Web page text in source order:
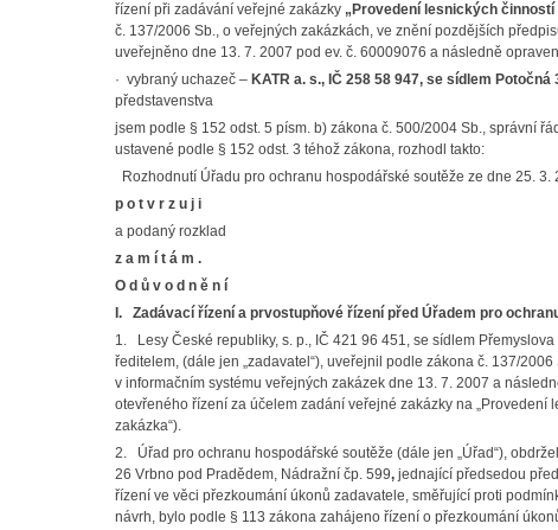
řízení při zadávání veřejné zakázky „Provedení lesnických činností
č. 137/2006 Sb., o veřejných zakázkách, ve znění pozdějších
uveřejněno dne 13. 7. 2007 pod ev. č. 60009076 a následně
· vybraný uchazeč – KATR a. s., IČ 258 58 947, se sídlem
představenstva
jsem podle § 152 odst. 5 písm. b) zákona č. 500/2004 Sb., správní
ustavené podle § 152 odst. 3 téhož zákona, rozhodl takto:
Rozhodnutí Úřadu pro ochranu hospodářské soutěže ze dne 25.
p o t v r z u j i
a podaný rozklad
z a m í t á m .
O d ů v o d n ě n í
I. Zadávací řízení a prvostupňové řízení před Úřadem pro
1. Lesy České republiky, s. p., IČ 421 96 451, se sídlem
ředitelem, (dále jen „zadavatel“), uveřejnil podle zákona č. 137/
v informačním systému veřejných zakázek dne 13. 7. 2007 a
otevřeného řízení za účelem zadání veřejné zakázky na „Provedení
zakázka“).
2. Úřad pro ochranu hospodářské soutěže (dále jen „Úřad“),
26 Vrbno pod Pradědem, Nádražní čp. 599, jednající předsedou
řízení ve věci přezkoumání úkonů zadavatele, směřující proti
návrh, bylo podle § 113 zákona zahájeno řízení o přezkoumání